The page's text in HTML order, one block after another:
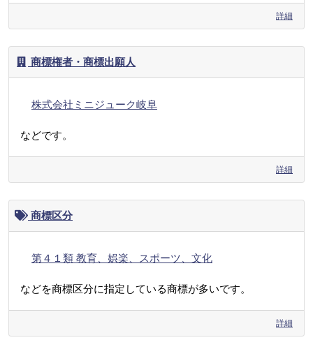
詳細
商標権者・商標出願人
株式会社ミニジューク岐阜
などです。
詳細
商標区分
第４１類 教育、娯楽、スポーツ、文化
などを商標区分に指定している商標が多いです。
詳細